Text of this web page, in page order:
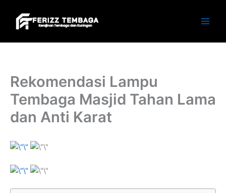
content
Rekomendasi Lampu
Tembaga Masjid Tahan Lama
dan Anti Karat